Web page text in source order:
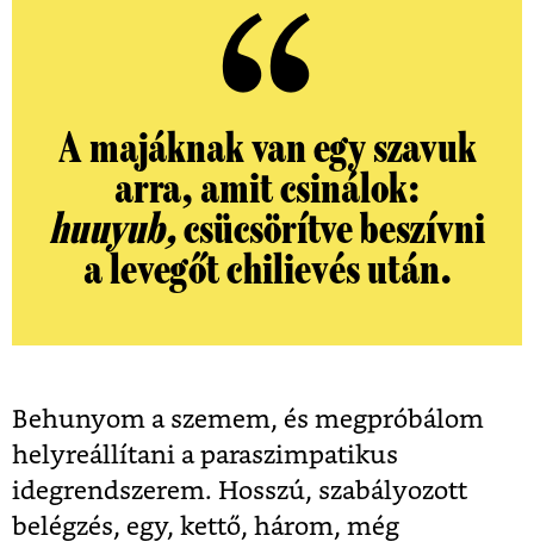
A majáknak van egy szavuk
arra, amit csinálok:
huuyub,csücsörítve beszívni
a levegőt chilievés után.
Behunyom a szemem, és megpróbálom
helyreállítani a paraszimpatikus
idegrendszerem. Hosszú, szabályozott
belégzés, egy, kettő, három, még